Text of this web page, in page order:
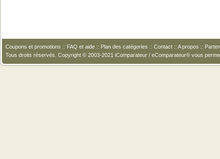
Coupons et promotions :: FAQ et aide :: Plan des catégories :: Contact :: A propos ::
Tous droits réservés. Copyright © 2003-2021 iComparateur / eComparateur® vous